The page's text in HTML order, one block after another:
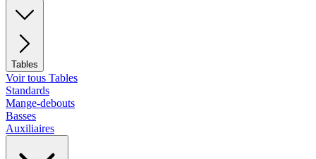
Tables
Voir tous Tables
Standards
Mange-debouts
Basses
Auxiliaires